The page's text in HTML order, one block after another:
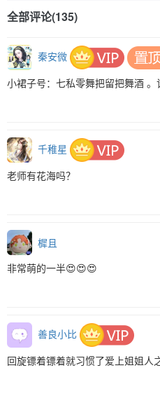
全部评论(135)
秦安微
小裙子号：七私零舞把留把舞酒
千稚星
老师有花海吗？
樨且
非常萌的一半😍😍😍
善良小比
回旋镖着镖着就习惯了爱上姐姐人